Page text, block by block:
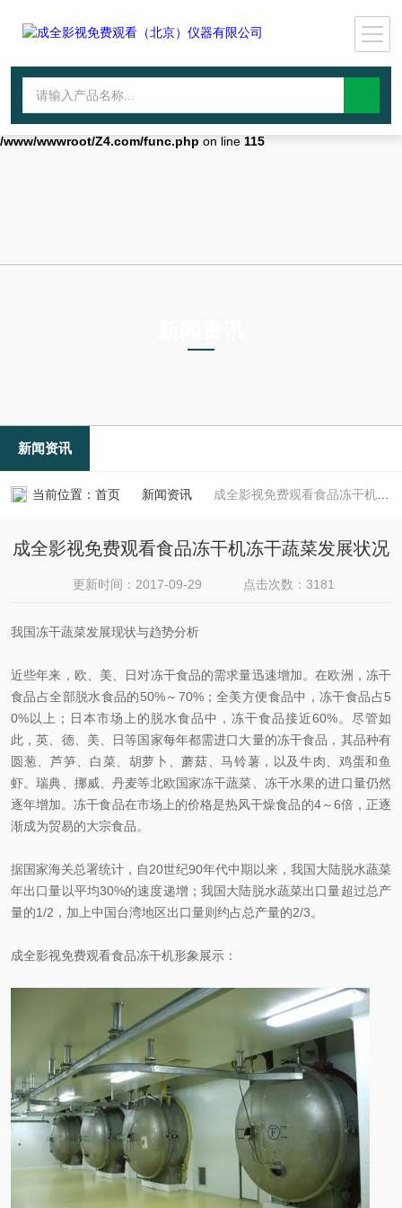
Warning: mkdir(): No space left on device in
file_put_contents(./cachefile_yuan/wwyjgs.com/cache/47/331a8/
failed to open stream: No such file or directory in
/www/wwwroot/Z4.com/func.php on line 115
新闻资讯
当前位置： 首页 新闻资讯 成全影视免费观看食品冻干机冻干蔬菜发展状况
成全影视免费观看食品冻干机冻干蔬菜发展状况
更新时间：2017-09-29 点击次数：3181
我国冻干蔬菜发展现状与趋势分析
近些年来，欧、美、日对冻干食品的需求量迅速增加。在欧洲，冻干
食品占全部脱水食品的50%～70%；全美方便食品中，冻干食品占5
0%以上；日本市场上的脱水食品中，冻干食品接近60%。尽管如
此，英、德、美、日等国家每年都需进口大量的冻干食品，其品种有
圆葱、芦笋、白菜、胡萝卜、蘑菇、马铃薯，以及牛肉、鸡蛋和鱼
虾。瑞典、挪威、丹麦等北欧国家冻干蔬菜、冻干水果的进口量仍然
逐年增加。冻干食品在市场上的价格是热风干燥食品的4～6倍，正逐
渐成为贸易的大宗食品。
据国家海关总署统计，自20世纪90年代中期以来，我国大陆脱水蔬菜
年出口量以平均30%的速度递增；我国大陆脱水蔬菜出口量超过总产
量的1/2，加上中国台湾地区出口量则约占总产量的2/3。
成全影视免费观看食品冻干机形象展示：